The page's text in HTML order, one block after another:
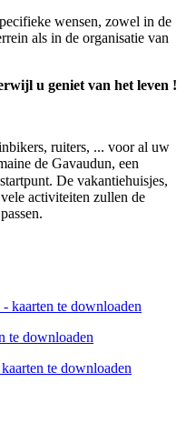
wensen, zowel in de
als in de organisatie van
u geniet van het leven !
ruiters, ... voor al uw
de Gavaudun, een
De vakantiehuisjes,
activiteiten zullen de
kaarten te downloaden
te downloaden
te downloaden